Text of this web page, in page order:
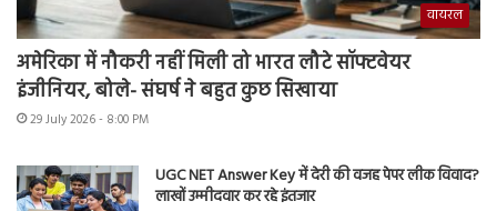
वायरल
अमेरिका में नौकरी नहीं मिली तो भारत लौटे सॉफ्टवेयर
इंजीनियर, बोले- संघर्ष ने बहुत कुछ सिखाया
29 July 2026 - 8:00 PM
UGC NET Answer Key में देरी की वजह पेपर लीक विवाद?
लाखों उम्मीदवार कर रहे इंतजार